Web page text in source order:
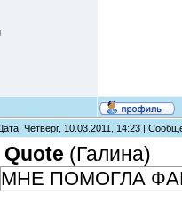
Четверг, 10.03.2011, 14:23 |
Quote (Галина)
МНЕ ПОМОГЛА